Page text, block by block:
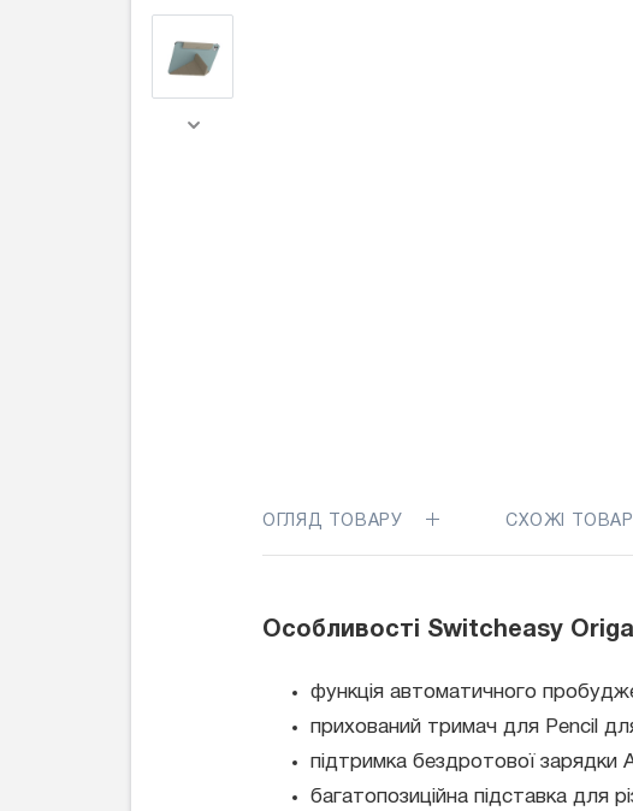
ОГЛЯД ТОВАРУ СХОЖІ
Особливості Switcheasy
функція автоматичного
прихований тримач для Pencil
підтримка бездротової зарядки
багатопозиційна підставка для